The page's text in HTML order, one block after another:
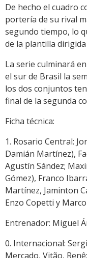
De hecho el cuadro
portería de su rival
segundo tiempo, lo
de la plantilla
La serie culminará
el sur de Brasil la
los dos conjuntos
final de la segunda
Ficha técnica:
1. Rosario Central:
Damián Martínez),
Agustín Sández;
Gómez), Franco
Martínez, Jaminton
Enzo Copetti y
Entrenador: Miguel
0. Internacional:
Mercado, Vitão,